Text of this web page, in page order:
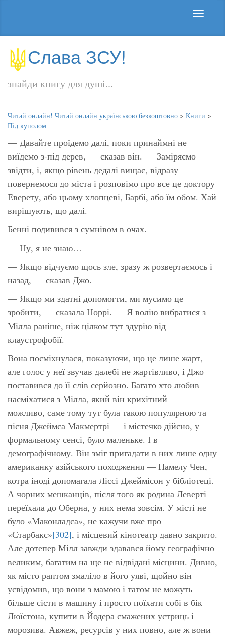
Слава ЗСУ!
знайди книгу для душі...
Читай онлайн! Читай онлайн українською безкоштовно > Книги >
Під куполом
— Давайте проїдемо далі, поки принаймні не
виїдемо з-під дерев, — сказав він. — Заміряємо
звідти, і, якщо рівень дедалі вищає, відразу
повернемося до міста і розповімо про все це доктору
Еверету, або цьому хлопцеві, Барбі, або їм обом. Хай
вирішують, що далі.
Бенні подивився з сумнівом в очах.
— Ну, я не знаю…
— Якщо відчуємо щось зле, зразу ж розвертаємось і
назад, — сказав Джо.
— Якщо ми здатні допомогти, ми мусимо це
зробити, — сказала Норрі. — Я волію вибратися з
Мілла раніше, ніж цілком тут здурію від
клаустрофобії.
Вона посміхнулася, показуючи, що це лише жарт,
але голос у неї звучав далебі не жартівливо, і Джо
поставився до її слів серйозно. Багато хто любив
насміхатися з Мілла, який він крихітний —
можливо, саме тому тут була такою популярною та
пісня Джеймса Макмертрі — і містечко дійсно, у
формальному сенсі, було маленьке. І в
демографічному. Він зміг пригадати в них лише одну
американку азійського походження — Памелу Чен,
котра іноді допомагала Ліссі Джеймісон у бібліотеці.
А чорних мешканців, після того як родина Леверті
переїхала до Оберна, у них нема зовсім. У місті не
було «Маконладса», не кажучи вже про
«Старбакс»[302], і місцевий кінотеатр давно закрито.
Але дотепер Мілл завжди здавався йому географічно
великим, багатим на ще не відвідані місцини. Дивно,
як місто раптом змаліло в його уяві, щойно він
усвідомив, що вони з мамою і татом не можуть
більше сісти в машину і просто поїхати собі в бік
Люїстона, купити в Йодера смажених устриць і
морозива. Авжеж, ресурсів у них повно, але ж вони